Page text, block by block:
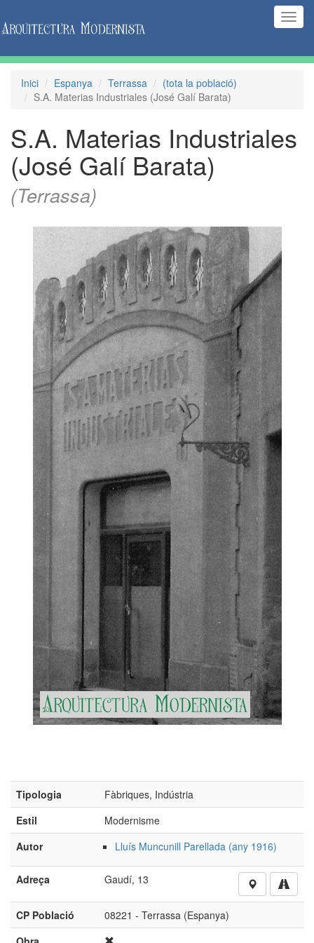
Inici Espanya Terrassa
(tota la població)
S.A. Materias Industriales (José Galí Barata)
S.A. Materias Industriales
(José Galí Barata)
(Terrassa)
Tipologia
Fàbriques, Indústria
Estil
Modernisme
Autor
Lluís Muncunill Parellada (any 1916)
Adreça Gaudí, 13
CP Població
08221 - Terrassa (Espanya)